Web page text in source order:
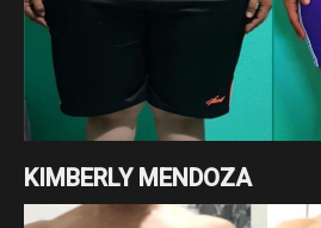
KIMBERLY MENDOZA
Cambio enfocado a pérdida de grasa